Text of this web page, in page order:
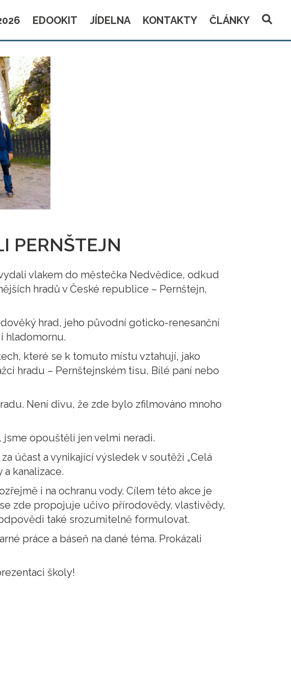
EDOOKIT JÍDELNA KONTAKTY ČLÁNKY
PERNŠTEJN
vlakem do městečka Nedvědice, odkud
hradů v České republice – Pernštejn,
hrad, jeho původní goticko-renesanční
hladomornu.
které se k tomuto místu vztahují, jako
hradu – Pernštejnském tisu, Bílé paní nebo
Není divu, že zde bylo zfilmováno mnoho
jsme opouštěli jen velmi neradi.
účast a vynikající výsledek v soutěži „Celá
kanalizace.
i na ochranu vody. Cílem této akce je
zde propojuje učivo přírodovědy, vlastivědy,
také srozumitelně formulovat.
práce a báseň na dané téma. Prokázali
školy!